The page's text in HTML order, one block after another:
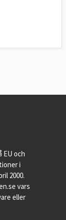
EU och
i
2000.
vars
eller